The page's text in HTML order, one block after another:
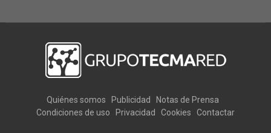
Quiénes somos Publicidad
Notas de Prensa
Condiciones de uso
Privacidad Cookies Contactar